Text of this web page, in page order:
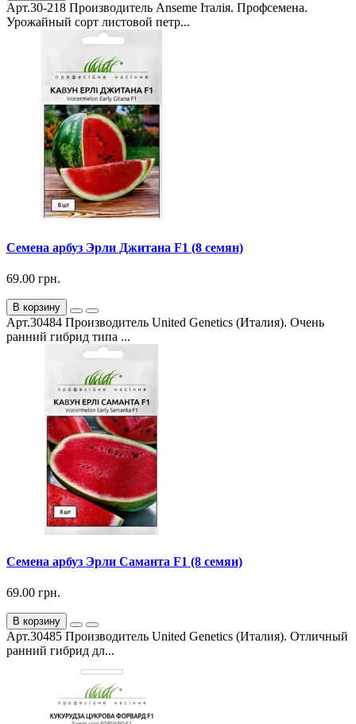
Арт.30-218 Производитель Anseme Італія. Профсемена.
Урожайный сорт листовой петр...
Семена арбуз Эрли Джитана F1 (8 семян)
69.00 грн.
В корзину
Арт.30484 Производитель United Genetics (Италия). Очень
ранний гибрид типа ...
Семена арбуз Эрли Саманта F1 (8 семян)
69.00 грн.
В корзину
Арт.30485 Производитель United Genetics (Италия). Отличный
ранний гибрид дл...